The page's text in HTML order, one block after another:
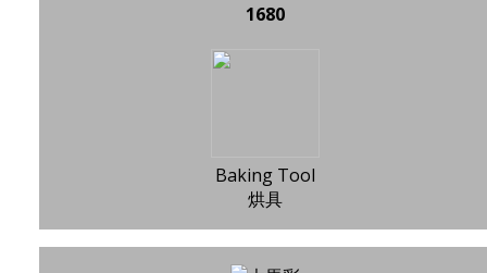
1680
Baking Tool
烘具